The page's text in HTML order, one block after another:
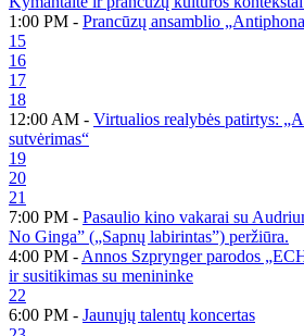
1:00 PM - Prancūzų ansamblio
15
16
17
18
12:00 AM - Virtualios realybės patirtys:
sutvėrimas“
19
20
21
7:00 PM - Pasaulio kino vakarai su
No Ginga” („Sapnų labirintas”) peržiūra.
4:00 PM - Annos Szprynger parodos
ir susitikimas su menininke
22
6:00 PM - Jaunųjų talentų koncertas